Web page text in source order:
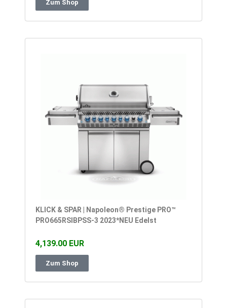
Zum Shop
KLICK & SPAR | Napoleon® Prestige PRO™
PRO665RSIBPSS-3 2023*NEU Edelst
4,139.00 EUR
Zum Shop